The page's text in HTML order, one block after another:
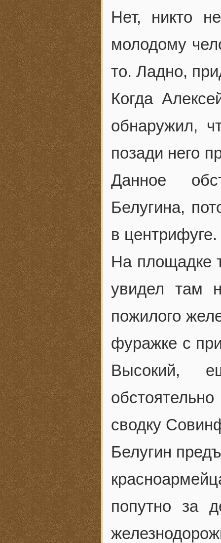
Нет, никто
молодому
то. Ладно,
Когда
обнаружил,
позади него
Данное
Белугина,
в центрифуге.
На площадке
увидел там
пожилого
фуражке с
Высокий,
сводку
Белугин
попутно за